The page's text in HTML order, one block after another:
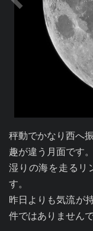
秤動でかなり西へ
趣が違う月面です。
湿りの海を走るリ
す。
昨日よりも気流が
件ではありませんで